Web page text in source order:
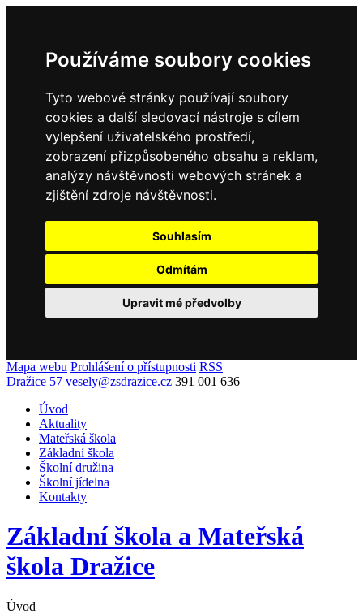
Používáme soubory cookies
Tyto webové stránky používají soubory
cookies a další sledovací nástroje s cílem
vylepšení uživatelského prostředí,
zobrazení přizpůsobeného obsahu a reklam,
analýzy návštěvnosti webových stránek a
zjištění zdroje návštěvnosti.
Souhlasím
Odmítám
Upravit mé předvolby
Mapa webu Prohlášení o přístupnosti RSS
Dražice 57 vesely@zsdrazice.cz 391 001 636
Úvod
Aktuality
Mateřská škola
Základní škola
Školní družina
Školní jídelna
Kontakty
Základní škola a Mateřská
škola Dražice
Úvod